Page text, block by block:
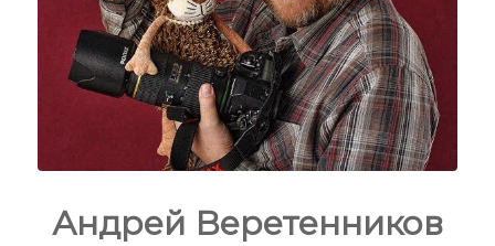
Андрей Веретенников